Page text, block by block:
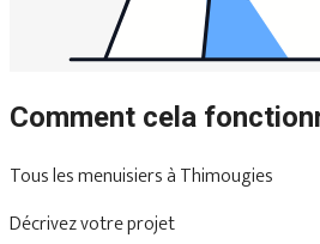
Comment cela
Tous les menuisiers à Thimougies
Décrivez votre projet